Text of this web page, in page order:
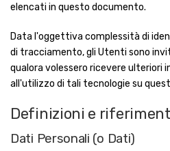
elencati in questo documento.
Data l'oggettiva complessità di
di tracciamento, gli Utenti sono
qualora volessero ricevere ulteriori
all'utilizzo di tali tecnologie su
Definizioni e
Dati Personali (o Dati)